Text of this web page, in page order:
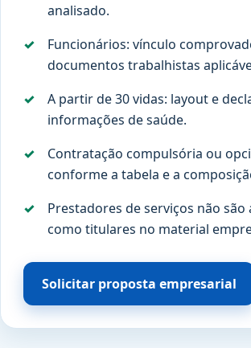
analisado.
Funcionários: vínculo
documentos trabalhistas
A partir de 30 vidas: layout e
informações de saúde.
Contratação compulsória ou
conforme a tabela e a
Prestadores de serviços não são
como titulares no material
Solicitar proposta empresarial